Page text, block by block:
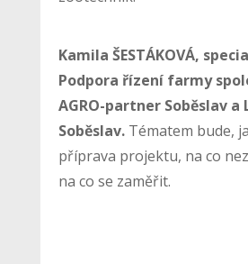
Kamila ŠESTÁKOVÁ,
Podpora řízení farmy
AGRO-partner Soběslav a
Soběslav.Tématem bude,
příprava projektu, na co
na co se zaměřit.